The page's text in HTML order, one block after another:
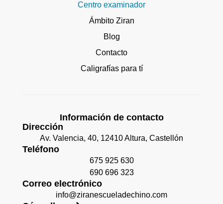
Centro examinador
Ámbito Ziran
Blog
Contacto
Caligrafías para tí
Información de contacto
Dirección
Av. Valencia, 40, 12410 Altura, Castellón
Teléfono
675 925 630
690 696 323
Correo electrónico
info@ziranescueladechino.com